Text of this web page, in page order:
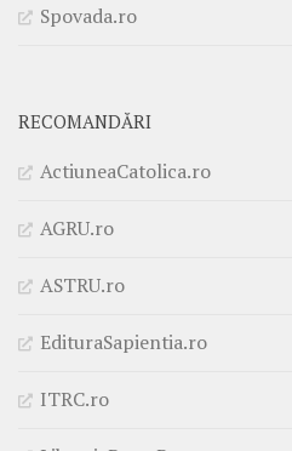
Spovada.ro
RECOMANDĂRI
ActiuneaCatolica.ro
AGRU.ro
ASTRU.ro
EdituraSapientia.ro
ITRC.ro